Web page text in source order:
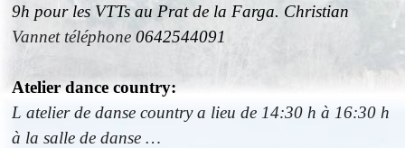
9h pour les VTTs au Prat de la Farga. Christian
Vannet téléphone 0642544091
Atelier dance country:
L atelier de danse country a lieu de 14:30 h à 16:30 h
à la salle de danse …